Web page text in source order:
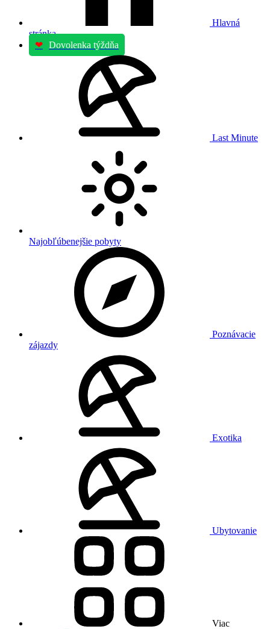
Hlavná
stránka
❤ Dovolenka týždňa
Last Minute
Najobľúbenejšie pobyty
Poznávacie
zájazdy
Exotika
Ubytovanie
Viac